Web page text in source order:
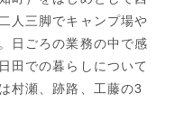
人三脚でキャンプ場や
日ごろの業務の中で感
田での暮らしについて
村瀬、跡路、工藤の3